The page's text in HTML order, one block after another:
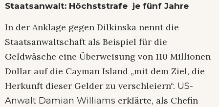
Staatsanwalt: Höchststrafe je fünf Jahre
In der Anklage gegen Dilkinska nennt die
Staatsanwaltschaft als Beispiel für die
Geldwäsche eine Überweisung von 110 Millionen
Dollar auf die Cayman Island „mit dem Ziel, die
Herkunft dieser Gelder zu verschleiern“. US-
Anwalt Damian Williams erklärte, als Chefin